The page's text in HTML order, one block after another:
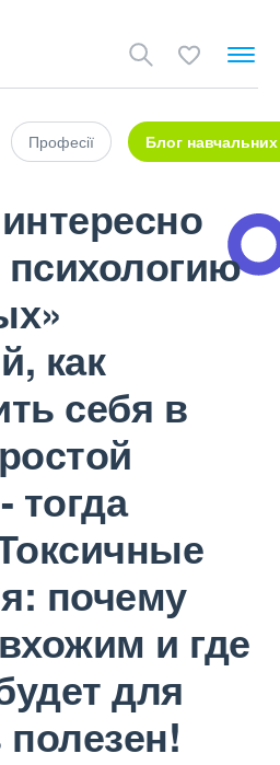
Професії Блог навчальних
как
себя в
тогда
почему
и где
для